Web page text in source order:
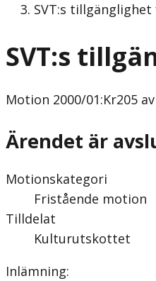
SVT:s
SVT:s
Motion 2000/01:Kr205
Ärendet är
Motionskategori
Fristående motion
Tilldelat
Kulturutskottet
Inlämning: